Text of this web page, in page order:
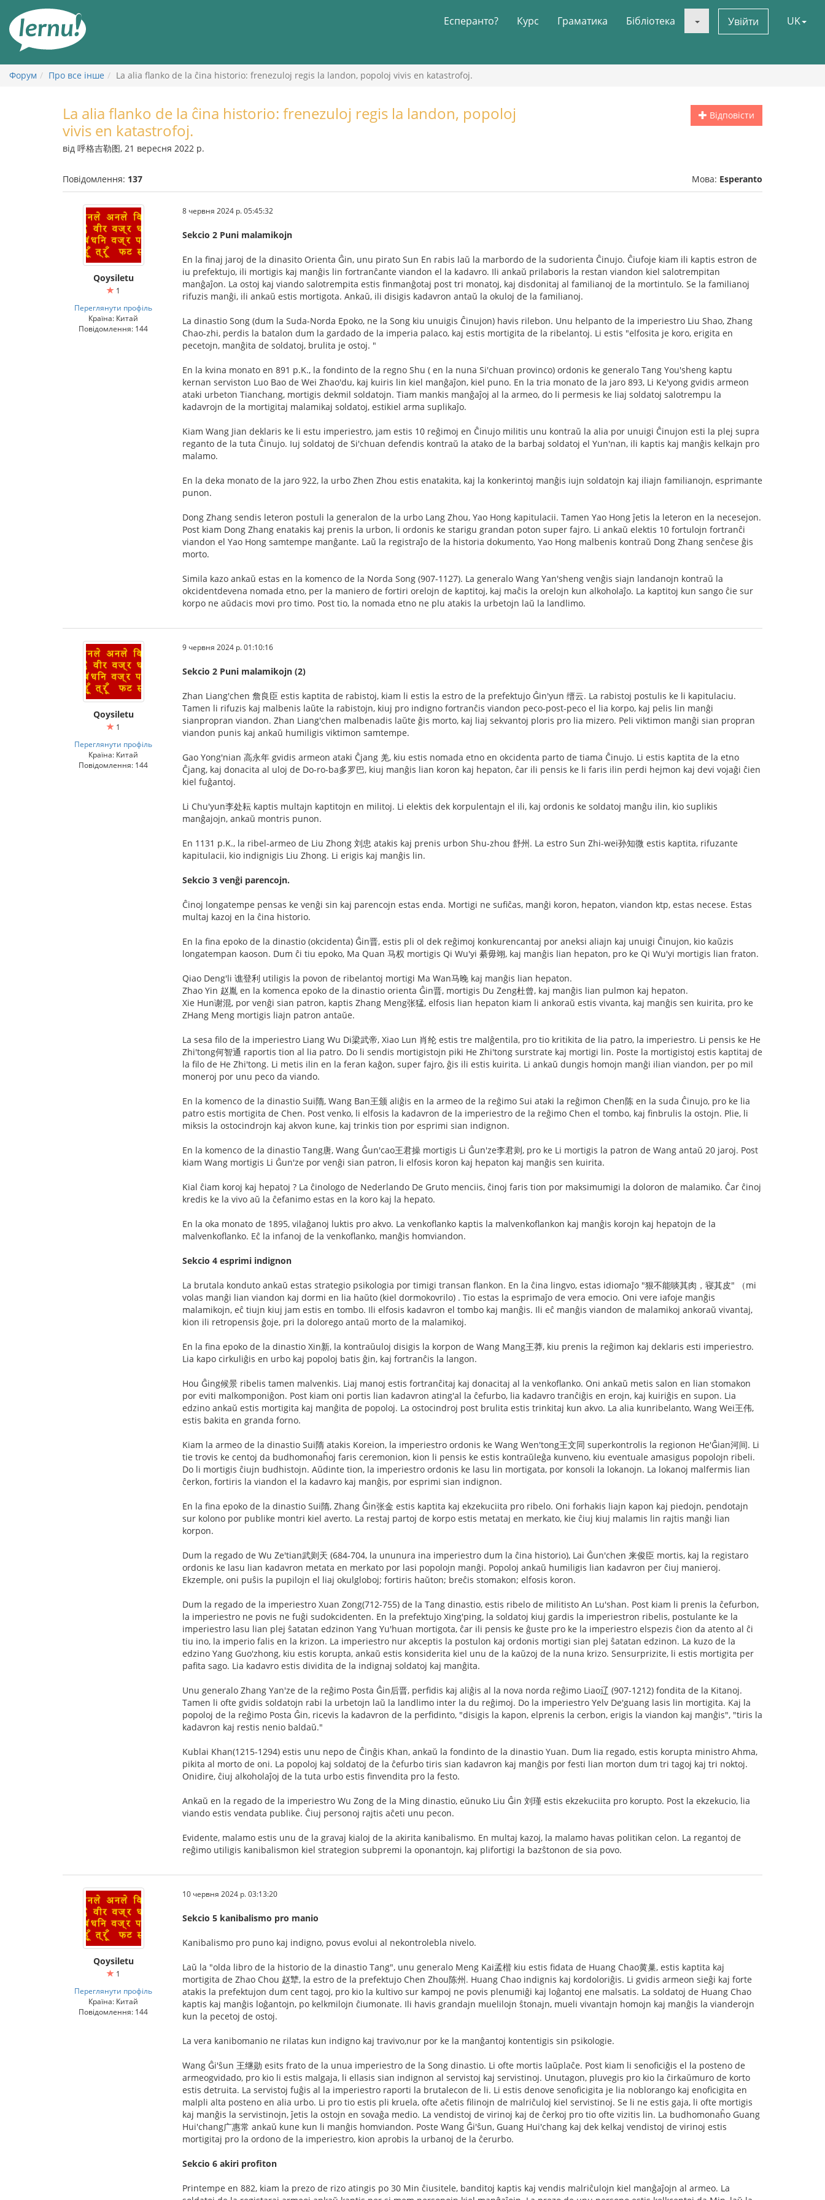
змісту
Есперанто? Курс Граматика Бібліотека Увійти UK
Форум Про все інше La alia flanko de la ĉina historio: frenezuloj regis la landon, popoloj vivis en katastrofoj.
Відповісти
La alia flanko de la ĉina historio: frenezuloj regis la landon, popoloj
vivis en katastrofoj.
від 呼格吉勒图, 21 вересня 2022 р.
Повідомлення: 137 Мова: Esperanto
Qoysiletu
1
Переглянути профіль
Країна: Китай
Повідомлення: 144
8 червня 2024 р. 05:45:32
Sekcio 2 Puni malamikojn
En la finaj jaroj de la dinasito Orienta Ĝin, unu pirato Sun En rabis laŭ la marbordo de la sudorienta Ĉinujo. Ĉiufoje kiam ili kaptis estron de
iu prefektujo, ili mortigis kaj manĝis lin fortranĉante viandon el la kadavro. Ili ankaŭ prilaboris la restan viandon kiel salotrempitan
manĝaĵon. La ostoj kaj viando salotrempita estis finmanĝotaj post tri monatoj, kaj disdonitaj al familianoj de la mortintulo. Se la familianoj
rifuzis manĝi, ili ankaŭ estis mortigota. Ankaŭ, ili disigis kadavron antaŭ la okuloj de la familianoj.
La dinastio Song (dum la Suda-Norda Epoko, ne la Song kiu unuigis Ĉinujon) havis rilebon. Unu helpanto de la imperiestro Liu Shao, Zhang
Chao-zhi, perdis la batalon dum la gardado de la imperia palaco, kaj estis mortigita de la ribelantoj. Li estis "elfosita je koro, erigita en
pecetojn, manĝita de soldatoj, brulita je ostoj. "
En la kvina monato en 891 p.K., la fondinto de la regno Shu ( en la nuna Si'chuan provinco) ordonis ke generalo Tang You'sheng kaptu
kernan serviston Luo Bao de Wei Zhao'du, kaj kuiris lin kiel manĝaĵon, kiel puno. En la tria monato de la jaro 893, Li Ke'yong gvidis armeon
ataki urbeton Tianchang, mortigis dekmil soldatojn. Tiam mankis manĝaĵoj al la armeo, do li permesis ke liaj soldatoj salotrempu la
kadavrojn de la mortigitaj malamikaj soldatoj, estikiel arma suplikaĵo.
Kiam Wang Jian deklaris ke li estu imperiestro, jam estis 10 reĝimoj en Ĉinujo militis unu kontraŭ la alia por unuigi Ĉinujon esti la plej supra
reganto de la tuta Ĉinujo. Iuj soldatoj de Si'chuan defendis kontraŭ la atako de la barbaj soldatoj el Yun'nan, ili kaptis kaj manĝis kelkajn pro
malamo.
En la deka monato de la jaro 922, la urbo Zhen Zhou estis enatakita, kaj la konkerintoj manĝis iujn soldatojn kaj iliajn familianojn, esprimante
punon.
Dong Zhang sendis leteron postuli la generalon de la urbo Lang Zhou, Yao Hong kapitulacii. Tamen Yao Hong ĵetis la leteron en la necesejon.
Post kiam Dong Zhang enatakis kaj prenis la urbon, li ordonis ke starigu grandan poton super fajro. Li ankaŭ elektis 10 fortulojn fortranĉi
viandon el Yao Hong samtempe manĝante. Laŭ la registraĵo de la historia dokumento, Yao Hong malbenis kontraŭ Dong Zhang senĉese ĝis
morto.
Simila kazo ankaŭ estas en la komenco de la Norda Song (907-1127). La generalo Wang Yan'sheng venĝis siajn landanojn kontraŭ la
okcidentdevena nomada etno, per la maniero de fortiri orelojn de kaptitoj, kaj maĉis la orelojn kun alkoholaĵo. La kaptitoj kun sango ĉie sur
korpo ne aŭdacis movi pro timo. Post tio, la nomada etno ne plu atakis la urbetojn laŭ la landlimo.
Qoysiletu
1
Переглянути профіль
Країна: Китай
Повідомлення: 144
9 червня 2024 р. 01:10:16
Sekcio 2 Puni malamikojn (2)
Zhan Liang'chen 詹良臣 estis kaptita de rabistoj, kiam li estis la estro de la prefektujo Ĝin'yun 缙云. La rabistoj postulis ke li kapitulaciu.
Tamen li rifuzis kaj malbenis laŭte la rabistojn, kiuj pro indigno fortranĉis viandon peco-post-peco el lia korpo, kaj pelis lin manĝi
sianpropran viandon. Zhan Liang'chen malbenadis laŭte ĝis morto, kaj liaj sekvantoj ploris pro lia mizero. Peli viktimon manĝi sian propran
viandon punis kaj ankaŭ humiligis viktimon samtempe.
Gao Yong'nian 高永年 gvidis armeon ataki Ĉjang 羌, kiu estis nomada etno en okcidenta parto de tiama Ĉinujo. Li estis kaptita de la etno
Ĉjang, kaj donacita al uloj de Do-ro-ba多罗巴, kiuj manĝis lian koron kaj hepaton, ĉar ili pensis ke li faris ilin perdi hejmon kaj devi vojaĝi ĉien
kiel fuĝantoj.
Li Chu'yun李处耘 kaptis multajn kaptitojn en militoj. Li elektis dek korpulentajn el ili, kaj ordonis ke soldatoj manĝu ilin, kio suplikis
manĝajojn, ankaŭ montris punon.
En 1131 p.K., la ribel-armeo de Liu Zhong 刘忠 atakis kaj prenis urbon Shu-zhou 舒州. La estro Sun Zhi-wei孙知微 estis kaptita, rifuzante
kapitulacii, kio indignigis Liu Zhong. Li erigis kaj manĝis lin.
Sekcio 3 venĝi parencojn.
Ĉinoj longatempe pensas ke venĝi sin kaj parencojn estas enda. Mortigi ne sufiĉas, manĝi koron, hepaton, viandon ktp, estas necese. Estas
multaj kazoj en la ĉina historio.
En la fina epoko de la dinastio (okcidenta) Ĝin晋, estis pli ol dek reĝimoj konkurencantaj por aneksi aliajn kaj unuigi Ĉinujon, kio kaŭzis
longatempan kaoson. Dum ĉi tiu epoko, Ma Quan 马权 mortigis Qi Wu'yi 綦毋翊, kaj manĝis lian hepaton, pro ke Qi Wu'yi mortigis lian fraton.
Qiao Deng'li 谯登利 utiligis la povon de ribelantoj mortigi Ma Wan马晚 kaj manĝis lian hepaton.
Zhao Yin 赵胤 en la komenca epoko de la dinastio orienta Ĝin晋, mortigis Du Zeng杜曾, kaj manĝis lian pulmon kaj hepaton.
Xie Hun谢混, por venĝi sian patron, kaptis Zhang Meng张猛, elfosis lian hepaton kiam li ankoraŭ estis vivanta, kaj manĝis sen kuirita, pro ke
ZHang Meng mortigis liajn patron antaŭe.
La sesa filo de la imperiestro Liang Wu Di梁武帝, Xiao Lun 肖纶 estis tre malĝentila, pro tio kritikita de lia patro, la imperiestro. Li pensis ke He
Zhi'tong何智通 raportis tion al lia patro. Do li sendis mortigistojn piki He Zhi'tong surstrate kaj mortigi lin. Poste la mortigistoj estis kaptitaj de
la filo de He Zhi'tong. Li metis ilin en la feran kaĝon, super fajro, ĝis ili estis kuirita. Li ankaŭ dungis homojn manĝi ilian viandon, per po mil
moneroj por unu peco da viando.
En la komenco de la dinastio Sui隋, Wang Ban王颁 aliĝis en la armeo de la reĝimo Sui ataki la reĝimon Chen陈 en la suda Ĉinujo, pro ke lia
patro estis mortigita de Chen. Post venko, li elfosis la kadavron de la imperiestro de la reĝimo Chen el tombo, kaj finbrulis la ostojn. Plie, li
miksis la ostocindrojn kaj akvon kune, kaj trinkis tion por esprimi sian indignon.
En la komenco de la dinastio Tang唐, Wang Ĝun'cao王君操 mortigis Li Ĝun'ze李君则, pro ke Li mortigis la patron de Wang antaŭ 20 jaroj. Post
kiam Wang mortigis Li Ĝun'ze por venĝi sian patron, li elfosis koron kaj hepaton kaj manĝis sen kuirita.
Kial ĉiam koroj kaj hepatoj ? La ĉinologo de Nederlando De Gruto menciis, ĉinoj faris tion por maksimumigi la doloron de malamiko. Ĉar ĉinoj
kredis ke la vivo aŭ la ĉefanimo estas en la koro kaj la hepato.
En la oka monato de 1895, vilaĝanoj luktis pro akvo. La venkoflanko kaptis la malvenkoflankon kaj manĝis korojn kaj hepatojn de la
malvenkoflanko. Eĉ la infanoj de la venkoflanko, manĝis homviandon.
Sekcio 4 esprimi indignon
La brutala konduto ankaŭ estas strategio psikologia por timigi transan flankon. En la ĉina lingvo, estas idiomaĵo "狠不能啖其肉，寝其皮" （mi
volas manĝi lian viandon kaj dormi en lia haŭto (kiel dormokovrilo) . Tio estas la esprimaĵo de vera emocio. Oni vere iafoje manĝis
malamikojn, eĉ tiujn kiuj jam estis en tombo. Ili elfosis kadavron el tombo kaj manĝis. Ili eĉ manĝis viandon de malamikoj ankoraŭ vivantaj,
kion ili retropensis ĝoje, pri la dolorego antaŭ morto de la malamikoj.
En la fina epoko de la dinastio Xin新, la kontraŭuloj disigis la korpon de Wang Mang王莽, kiu prenis la reĝimon kaj deklaris esti imperiestro.
Lia kapo cirkuliĝis en urbo kaj popoloj batis ĝin, kaj fortranĉis la langon.
Hou Ĝing候景 ribelis tamen malvenkis. Liaj manoj estis fortranĉitaj kaj donacitaj al la venkoflanko. Oni ankaŭ metis salon en lian stomakon
por eviti malkomponiĝon. Post kiam oni portis lian kadavron ating'al la ĉefurbo, lia kadavro tranĉiĝis en erojn, kaj kuiriĝis en supon. Lia
edzino ankaŭ estis mortigita kaj manĝita de popoloj. La ostocindroj post brulita estis trinkitaj kun akvo. La alia kunribelanto, Wang Wei王伟,
estis bakita en granda forno.
Kiam la armeo de la dinastio Sui隋 atakis Koreion, la imperiestro ordonis ke Wang Wen'tong王文同 superkontrolis la regionon He'Ĝian河间. Li
tie trovis ke centoj da budhomonaĥoj faris ceremonion, kion li pensis ke estis kontraŭleĝa kunveno, kiu eventuale amasigus popolojn ribeli.
Do li mortigis ĉiujn budhistojn. Aŭdinte tion, la imperiestro ordonis ke lasu lin mortigata, por konsoli la lokanojn. La lokanoj malfermis lian
ĉerkon, fortiris la viandon el la kadavro kaj manĝis, por esprimi sian indignon.
En la fina epoko de la dinastio Sui隋, Zhang Ĝin张金 estis kaptita kaj ekzekuciita pro ribelo. Oni forhakis liajn kapon kaj piedojn, pendotajn
sur kolono por publike montri kiel averto. La restaj partoj de korpo estis metataj en merkato, kie ĉiuj kiuj malamis lin rajtis manĝi lian
korpon.
Dum la regado de Wu Ze'tian武则天 (684-704, la ununura ina imperiestro dum la ĉina historio), Lai Ĝun'chen 来俊臣 mortis, kaj la registaro
ordonis ke lasu lian kadavron metata en merkato por lasi popolojn manĝi. Popoloj ankaŭ humiligis lian kadavron per ĉiuj manieroj.
Ekzemple, oni puŝis la pupilojn el liaj okulgloboj; fortiris haŭton; breĉis stomakon; elfosis koron.
Dum la regado de la imperiestro Xuan Zong(712-755) de la Tang dinastio, estis ribelo de militisto An Lu'shan. Post kiam li prenis la ĉefurbon,
la imperiestro ne povis ne fuĝi sudokcidenten. En la prefektujo Xing'ping, la soldatoj kiuj gardis la imperiestron ribelis, postulante ke la
imperiestro lasu lian plej ŝatatan edzinon Yang Yu'huan mortigota, ĉar ili pensis ke ĝuste pro ke la imperiestro elspezis ĉion da atento al ĉi
tiu ino, la imperio falis en la krizon. La imperiestro nur akceptis la postulon kaj ordonis mortigi sian plej ŝatatan edzinon. La kuzo de la
edzino Yang Guo'zhong, kiu estis korupta, ankaŭ estis konsiderita kiel unu de la kaŭzoj de la nuna krizo. Sensurprizite, li estis mortigita per
pafita sago. Lia kadavro estis dividita de la indignaj soldatoj kaj manĝita.
Unu generalo Zhang Yan'ze de la reĝimo Posta Ĝin后晋, perfidis kaj aliĝis al la nova norda reĝimo Liao辽 (907-1212) fondita de la Kitanoj.
Tamen li ofte gvidis soldatojn rabi la urbetojn laŭ la landlimo inter la du reĝimoj. Do la imperiestro Yelv De'guang lasis lin mortigita. Kaj la
popoloj de la reĝimo Posta Ĝin, ricevis la kadavron de la perfidinto, "disigis la kapon, elprenis la cerbon, erigis la viandon kaj manĝis", "tiris la
kadavron kaj restis nenio baldaŭ."
Kublai Khan(1215-1294) estis unu nepo de Ĉinĝis Khan, ankaŭ la fondinto de la dinastio Yuan. Dum lia regado, estis korupta ministro Ahma,
pikita al morto de oni. La popoloj kaj soldatoj de la ĉefurbo tiris sian kadavron kaj manĝis por festi lian morton dum tri tagoj kaj tri noktoj.
Onidire, ĉiuj alkoholaĵoj de la tuta urbo estis finvendita pro la festo.
Ankaŭ en la regado de la imperiestro Wu Zong de la Ming dinastio, eŭnuko Liu Ĝin 刘瑾 estis ekzekuciita pro korupto. Post la ekzekucio, lia
viando estis vendata publike. Ĉiuj personoj rajtis aĉeti unu pecon.
Evidente, malamo estis unu de la gravaj kialoj de la akirita kanibalismo. En multaj kazoj, la malamo havas politikan celon. La regantoj de
reĝimo utiligis kanibalismon kiel strategion subpremi la oponantojn, kaj plifortigi la bazŝtonon de sia povo.
Qoysiletu
1
Переглянути профіль
Країна: Китай
Повідомлення: 144
10 червня 2024 р. 03:13:20
Sekcio 5 kanibalismo pro manio
Kanibalismo pro puno kaj indigno, povus evolui al nekontrolebla nivelo.
Laŭ la "olda libro de la historio de la dinastio Tang", unu generalo Meng Kai孟楷 kiu estis fidata de Huang Chao黄巢, estis kaptita kaj
mortigita de Zhao Chou 赵犨, la estro de la prefektujo Chen Zhou陈州. Huang Chao indignis kaj kordoloriĝis. Li gvidis armeon sieĝi kaj forte
atakis la prefektujon dum cent tagoj, pro kio la kultivo sur kampoj ne povis plenumiĝi kaj loĝantoj ene malsatis. La soldatoj de Huang Chao
kaptis kaj manĝis loĝantojn, po kelkmilojn ĉiumonate. Ili havis grandajn muelilojn ŝtonajn, mueli vivantajn homojn kaj manĝis la vianderojn
kun la pecetoj de ostoj.
La vera kanibomanio ne rilatas kun indigno kaj travivo,nur por ke la manĝantoj kontentigis sin psikologie.
Wang Ĝi'ŝun 王继勋 esits frato de la unua imperiestro de la Song dinastio. Li ofte mortis laŭplaĉe. Post kiam li senoficiĝis el la posteno de
armeogvidado, pro kio li estis malgaja, li ellasis sian indignon al servistoj kaj servistinoj. Unutagon, pluvegis pro kio la ĉirkaŭmuro de korto
estis detruita. La servistoj fuĝis al la imperiestro raporti la brutalecon de li. Li estis denove senoficigita je lia noblorango kaj enoficigita en
malpli alta posteno en alia urbo. Li pro tio estis pli kruela, ofte aĉetis filinojn de malriĉuloj kiel servistinoj. Se li ne estis gaja, li ofte mortigis
kaj manĝis la servistinojn, ĵetis la ostojn en sovaĝa medio. La vendistoj de virinoj kaj de ĉerkoj pro tio ofte vizitis lin. La budhomonaĥo Guang
Hui'chang广惠常 ankaŭ kune kun li manĝis homviandon. Poste Wang Ĝi'ŝun, Guang Hui'chang kaj dek kelkaj vendistoj de virinoj estis
mortigitaj pro la ordono de la imperiestro, kion aprobis la urbanoj de la ĉerurbo.
Sekcio 6 akiri profiton
Printempe en 882, kiam la prezo de rizo atingis po 30 Min ĉiusitele, banditoj kaptis kaj vendis malriĉulojn kiel manĝaĵojn al armeo. La